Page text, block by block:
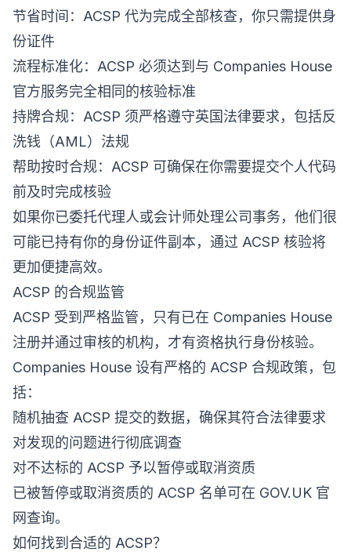
节省时间：ACSP 代为完成全部核查，你只需提供身
份证件
流程标准化：ACSP 必须达到与 Companies House
官方服务完全相同的核验标准
持牌合规：ACSP 须严格遵守英国法律要求，包括反
洗钱（AML）法规
帮助按时合规：ACSP 可确保在你需要提交个人代码
前及时完成核验
如果你已委托代理人或会计师处理公司事务，他们很
可能已持有你的身份证件副本，通过 ACSP 核验将
更加便捷高效。
ACSP 的合规监管
ACSP 受到严格监管，只有已在 Companies House
注册并通过审核的机构，才有资格执行身份核验。
Companies House 设有严格的 ACSP 合规政策，包
括：
随机抽查 ACSP 提交的数据，确保其符合法律要求
对发现的问题进行彻底调查
对不达标的 ACSP 予以暂停或取消资质
已被暂停或取消资质的 ACSP 名单可在 GOV.UK 官
网查询。
如何找到合适的 ACSP？